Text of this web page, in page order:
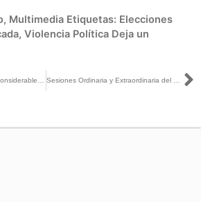
, Multimedia Etiquetas: Elecciones
, Violencia Política Deja un